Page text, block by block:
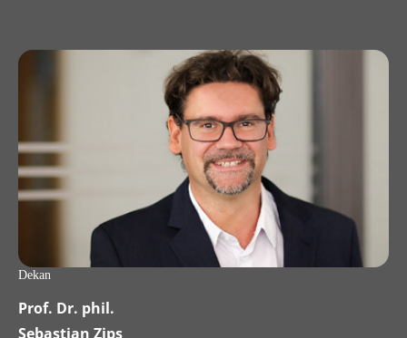
Dekan
Prof. Dr. phil.
Sebastian Zips